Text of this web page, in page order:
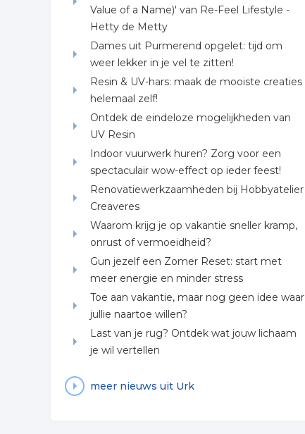
Value of a Name)' van Re-Feel Lifestyle -
Hetty de Metty
Dames uit Purmerend opgelet: tijd om
weer lekker in je vel te zitten!
Resin & UV-hars: maak de mooiste creaties
helemaal zelf!
Ontdek de eindeloze mogelijkheden van
UV Resin
Indoor vuurwerk huren? Zorg voor een
spectaculair wow-effect op ieder feest!
Renovatiewerkzaamheden bij Hobbyatelier
Creaveres
Waarom krijg je op vakantie sneller kramp,
onrust of vermoeidheid?
Gun jezelf een Zomer Reset: start met
meer energie en minder stress
Toe aan vakantie, maar nog geen idee waar
jullie naartoe willen?
Last van je rug? Ontdek wat jouw lichaam
je wil vertellen
meer nieuws uit Urk